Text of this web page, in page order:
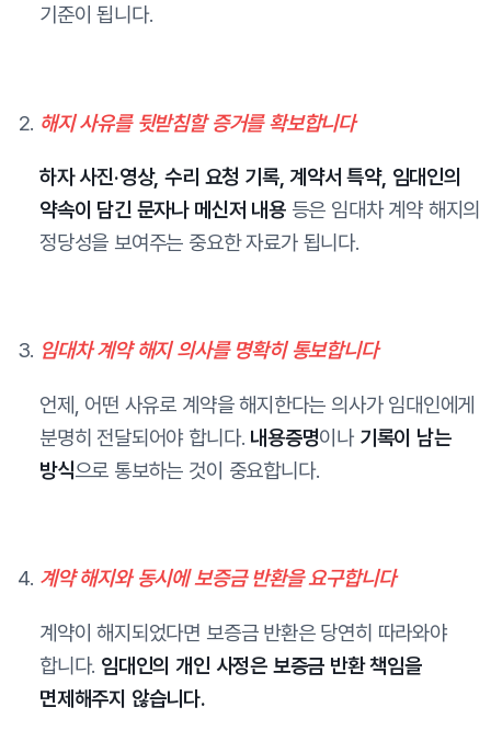
기준이 됩니다.
해지 사유를 뒷받침할 증거를 확보합니다
하자 사진·영상, 수리 요청 기록, 계약서 특약, 임대인의
약속이 담긴 문자나 메신저 내용등은 임대차 계약 해지의
정당성을 보여주는 중요한 자료가 됩니다.
임대차 계약 해지 의사를 명확히 통보합니다
언제, 어떤 사유로 계약을 해지한다는 의사가 임대인에게
분명히 전달되어야 합니다. 내용증명이나 기록이 남는
방식으로 통보하는 것이 중요합니다.
계약 해지와 동시에 보증금 반환을 요구합니다
계약이 해지되었다면 보증금 반환은 당연히 따라와야
합니다. 임대인의 개인 사정은 보증금 반환 책임을
면제해주지 않습니다.